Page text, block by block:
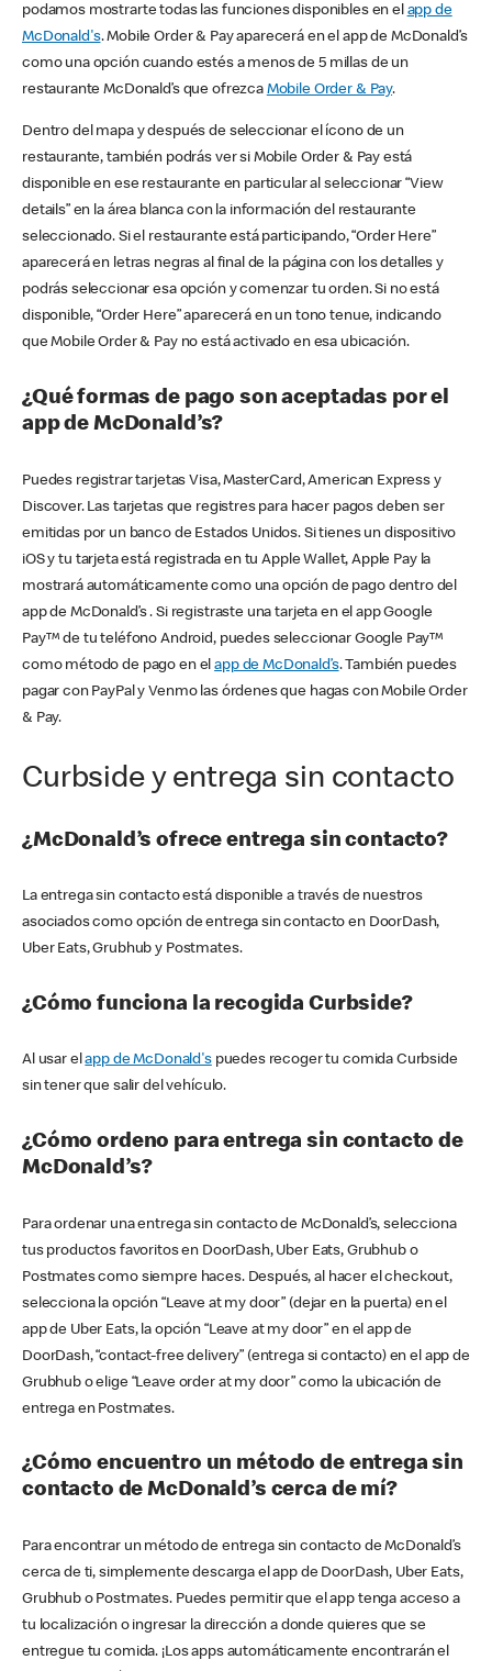
podamos mostrarte todas las funciones disponibles en el app de
McDonald's. Mobile Order & Pay aparecerá en el app de McDonald’s
como una opción cuando estés a menos de 5 millas de un
restaurante McDonald’s que ofrezca Mobile Order & Pay.
Dentro del mapa y después de seleccionar el ícono de un
restaurante, también podrás ver si Mobile Order & Pay está
disponible en ese restaurante en particular al seleccionar “View
details” en la área blanca con la información del restaurante
seleccionado. Si el restaurante está participando, “Order Here”
aparecerá en letras negras al final de la página con los detalles y
podrás seleccionar esa opción y comenzar tu orden. Si no está
disponible, “Order Here” aparecerá en un tono tenue, indicando
que Mobile Order & Pay no está activado en esa ubicación.
¿Qué formas de pago son aceptadas por el
app de McDonald’s?
Puedes registrar tarjetas Visa, MasterCard, American Express y
Discover. Las tarjetas que registres para hacer pagos deben ser
emitidas por un banco de Estados Unidos. Si tienes un dispositivo
iOS y tu tarjeta está registrada en tu Apple Wallet, Apple Pay la
mostrará automáticamente como una opción de pago dentro del
app de McDonald’s . Si registraste una tarjeta en el app Google
Pay™ de tu teléfono Android, puedes seleccionar Google Pay™
como método de pago en elapp de McDonald’s. También puedes
pagar con PayPal y Venmo las órdenes que hagas con Mobile Order
& Pay.
Curbside y entrega sin contacto
¿McDonald’s ofrece entrega sin contacto?
La entrega sin contacto está disponible a través de nuestros
asociados como opción de entrega sin contacto en DoorDash,
Uber Eats, Grubhub y Postmates.
¿Cómo funciona la recogida Curbside?
Al usar elapp de McDonald'spuedes recoger tu comida Curbside
sin tener que salir del vehículo.
¿Cómo ordeno para entrega sin contacto de
McDonald’s?
Para ordenar una entrega sin contacto de McDonald’s, selecciona
tus productos favoritos en DoorDash, Uber Eats, Grubhub o
Postmates como siempre haces. Después, al hacer el checkout,
selecciona la opción “Leave at my door” (dejar en la puerta) en el
app de Uber Eats, la opción “Leave at my door” en el app de
DoorDash, “contact-free delivery” (entrega si contacto) en el app de
Grubhub o elige “Leave order at my door” como la ubicación de
entrega en Postmates.
¿Cómo encuentro un método de entrega sin
contacto de McDonald’s cerca de mí?
Para encontrar un método de entrega sin contacto de McDonald’s
cerca de ti, simplemente descarga el app de DoorDash, Uber Eats,
Grubhub o Postmates. Puedes permitir que el app tenga acceso a
tu localización o ingresar la dirección a donde quieres que se
entregue tu comida. ¡Los apps automáticamente encontrarán el